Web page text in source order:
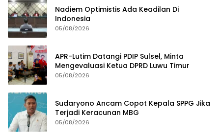
Nadiem Optimistis Ada Keadilan Di
Indonesia
05/08/2026
APR-Lutim Datangi PDIP Sulsel, Minta
Mengevaluasi Ketua DPRD Luwu Timur
05/08/2026
Sudaryono Ancam Copot Kepala SPPG Jika
Terjadi Keracunan MBG
05/08/2026